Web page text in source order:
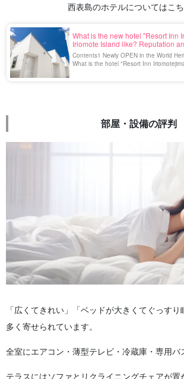
西表島のホテルについてはこ
What is the new hotel "Resort Inn
Iriomote Island like? Reputation
introduction
Contents1 Newly OPEN in the World
What is the hotel "Resort Inn
部屋・設備の評判
「広くてきれい」「ベッドが大きくてぐっす
多く寄せられています。
全室にエアコン・薄型テレビ・冷蔵庫・専用バ
テラスにはソファとリクライニングチェアが